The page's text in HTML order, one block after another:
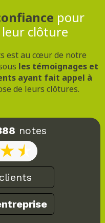
pour
clôture
est au cœur de notre
les témoignages et
ayant fait appel à
de leurs clôtures.
notes